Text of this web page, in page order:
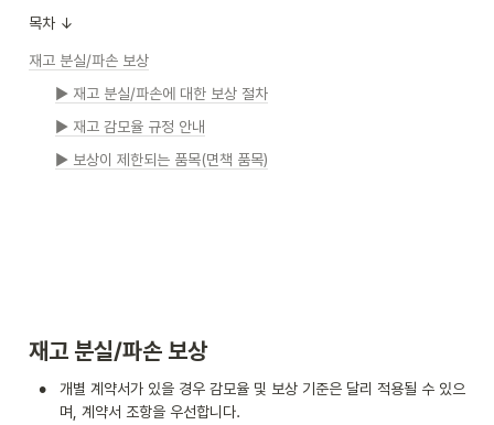
목차 ↓
재고 분실/파손 보상
▶ 재고 분실/파손에 대한 보상 절차
▶ 재고 감모율 규정 안내
▶ 보상이 제한되는 품목(면책 품목)
재고 분실/파손 보상
•
개별 계약서가 있을 경우 감모율 및 보상 기준은 달리 적용될 수 있으
며, 계약서 조항을 우선합니다.